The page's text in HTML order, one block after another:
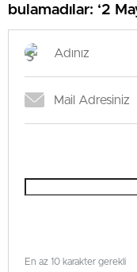
bulamadılar: ‘2
arttı’
En az 10 karakter gerekli